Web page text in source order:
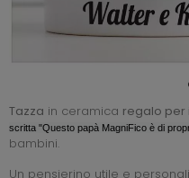
Tazza in ceramica regalo per
scritta "Questo papà MagniFico è di
bambini.
Un pensierino utile e